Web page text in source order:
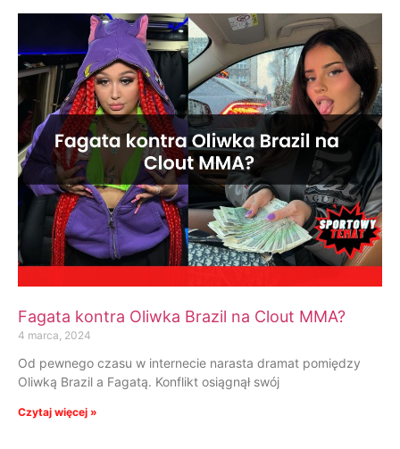
Fagata kontra Oliwka Brazil na Clout MMA?
4 marca, 2024
Od pewnego czasu w internecie narasta dramat pomiędzy
Oliwką Brazil a Fagatą. Konflikt osiągnął swój
Czytaj więcej »